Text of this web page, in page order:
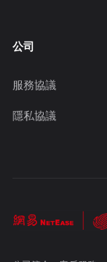
公司
服務協議
隱私協議